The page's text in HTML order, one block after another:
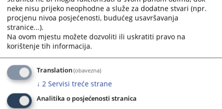
zahtjeva.
Zahtjev koji se odnosi na ličnu informaciju podnosioca zahtjeva,
pored prethodno navedenih uslova , isti može podnijeti samo
fizičko lice na koje se zahtjev odnosi, njegov zakonski zastupnik
ili lice koje je podnosilac zahtjeva pismeno ovlastio za pristup
informaciji.
Ako zahtjev podnese fizitčko lice na koje se zahtjev odnosi,
to lice je dužno da potpiše zahtjev i pokaže ličnu ispravu sa
fotografijom o utvrđivanju njegovog identiteta, dokaz o
zakonskom zastupanju odnosno punomoć i kopiju lične isprave
podnosioca zahtjeva.
neke nisu prijeko neophodne a služe za dodatne stvari (npr.
procjenu nivoa posjećenosti, budućeg usavršavanja
stranice...).
Na ovom mjestu možete dozvoliti ili uskratiti pravo na
korištenje tih informacija.
Translation(obavezna)
↓ 2 Servisi treće strane
Analitika o posjećenosti stranica